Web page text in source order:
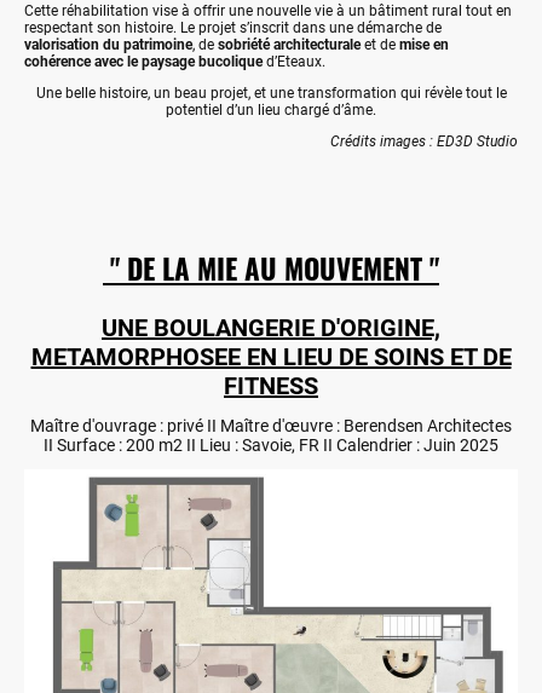
Cette réhabilitation vise à offrir une nouvelle vie à un bâtiment rural tout en
respectant son histoire. Le projet s’inscrit dans une démarche de
valorisation du patrimoine, de sobriété architecturaleet de mise en
cohérence avec le paysage bucoliqued’Eteaux.
Une belle histoire, un beau projet, et une transformation qui révèle tout le
potentiel d’un lieu chargé d’âme.
Crédits images : ED3D Studio
" DE LA MIE AU MOUVEMENT "
UNE BOULANGERIE D'ORIGINE,
METAMORPHOSEE EN LIEU DE SOINS ET DE
FITNESS
Maître d'ouvrage : privé II Maître d'œuvre : Berendsen Architectes
II Surface : 200 m2 II Lieu : Savoie, FR II Calendrier : Juin 2025